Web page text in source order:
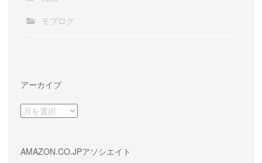
モブログ
アーカイブ
ア
ー
ブ
AMAZON.CO.JPアソシエイト